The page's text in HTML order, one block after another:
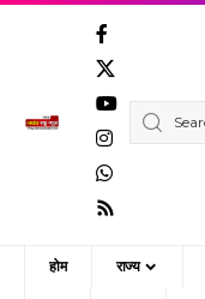
होम राज्य